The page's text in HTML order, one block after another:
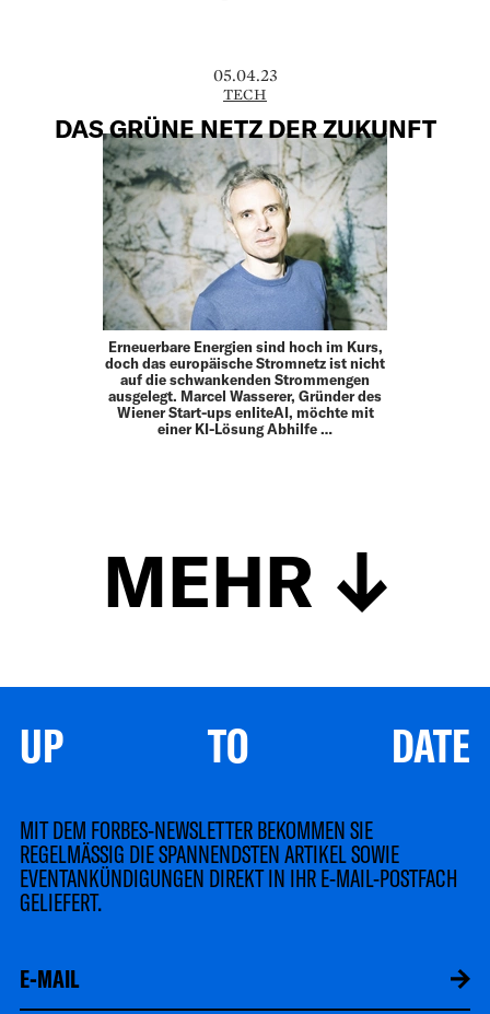
05.04.23
TECH
DAS GRÜNE NETZ DER ZUKUNFT
Erneuerbare Energien sind hoch im Kurs,
doch das europäische Stromnetz ist nicht
auf die schwankenden Strommengen
ausgelegt. Marcel Wasserer, Gründer des
Wiener Start-ups enliteAI, möchte mit
einer KI-Lösung Abhilfe …
MEHR
UP TO DATE
MIT DEM FORBES-NEWSLETTER BEKOMMEN SIE
REGELMÄSSIG DIE SPANNENDSTEN ARTIKEL SOWIE
EVENTANKÜNDIGUNGEN DIREKT IN IHR E-MAIL-POSTFACH
GELIEFERT.